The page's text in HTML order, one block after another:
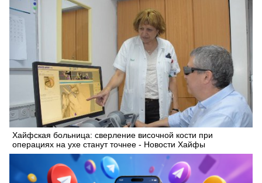
Хайфская больница: сверление височной кости при
операциях на ухе станут точнее - Новости Хайфы